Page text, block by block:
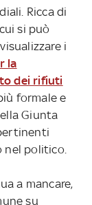
Ricca di
si può
i
la
dei rifiuti
formale e
Giunta
politico.
a mancare,
su